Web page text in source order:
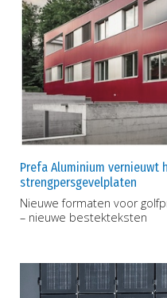
Prefa Aluminium vernieuwt
strengpersgevelplaten
Nieuwe formaten voor
– nieuwe bestekteksten